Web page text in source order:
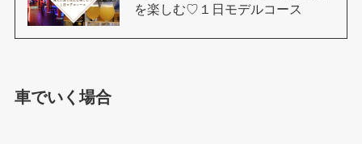
を楽しむ♡１日モデルコース
車でいく場合